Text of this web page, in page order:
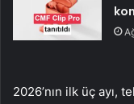
2026’nın ilk üç ayı,